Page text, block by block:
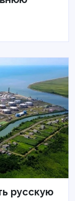
русскую